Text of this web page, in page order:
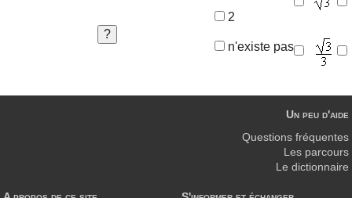
2
n'existe pas
Un peu d'aide
Questions fréquentes
Les parcours
Le dictionnaire